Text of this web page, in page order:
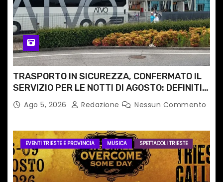
TRASPORTO IN SICUREZZA, CONFERMATO IL
SERVIZIO PER LE NOTTI DI AGOSTO: DEFINITI
PERCORSI, FERMATE E ORARIO
Ago 5, 2026 Redazione Nessun Commento
EVENTI TRIESTE E PROVINCIA MUSICA SPETTACOLI TRIESTE